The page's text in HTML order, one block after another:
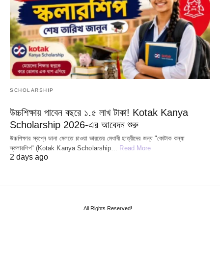
SCHOLARSHIP
উচ্চশিক্ষায় পাবেন বছরে ১.৫ লাখ টাকা! Kotak Kanya
Scholarship 2026-এর আবেদন শুরু
উচ্চশিক্ষার স্বপ্নে ডানা মেলতে চাওয়া ভারতের মেধাবী ছাত্রীদের জন্য "কোটাক কন্যা
স্কলারশিপ" (Kotak Kanya Scholarship… Read More
2 days ago
All Rights Reserved!